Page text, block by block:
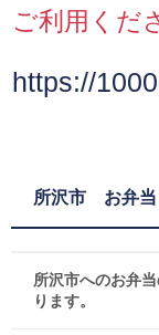
ご利用くだ
https://
所沢市 お弁
所沢市へのお弁
ります。